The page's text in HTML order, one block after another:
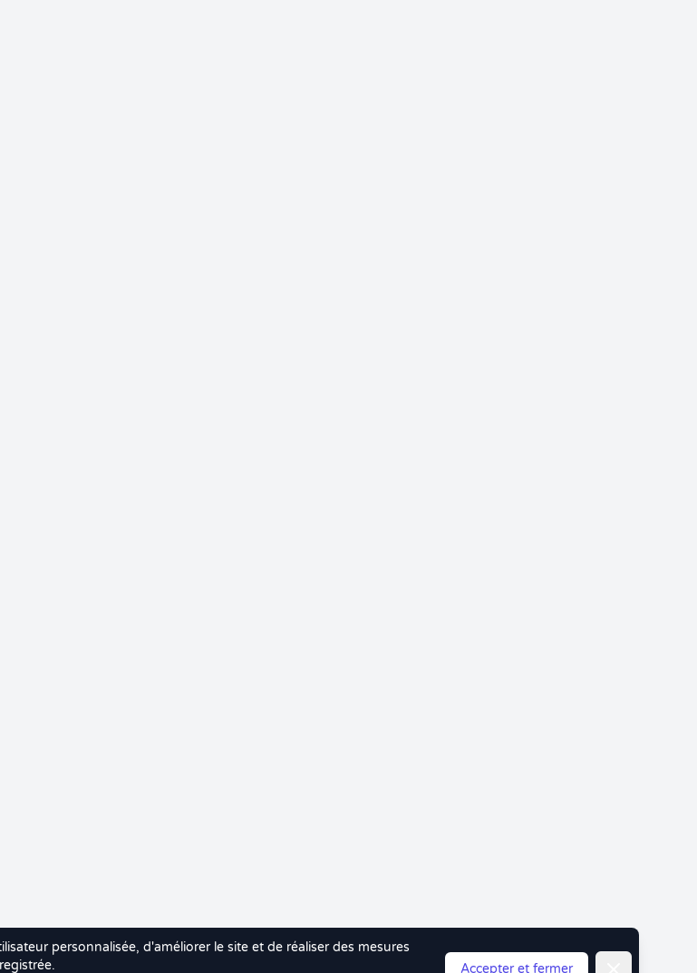
personnalisée, d'améliorer le site et de réaliser des mesures
Accepter et fermer